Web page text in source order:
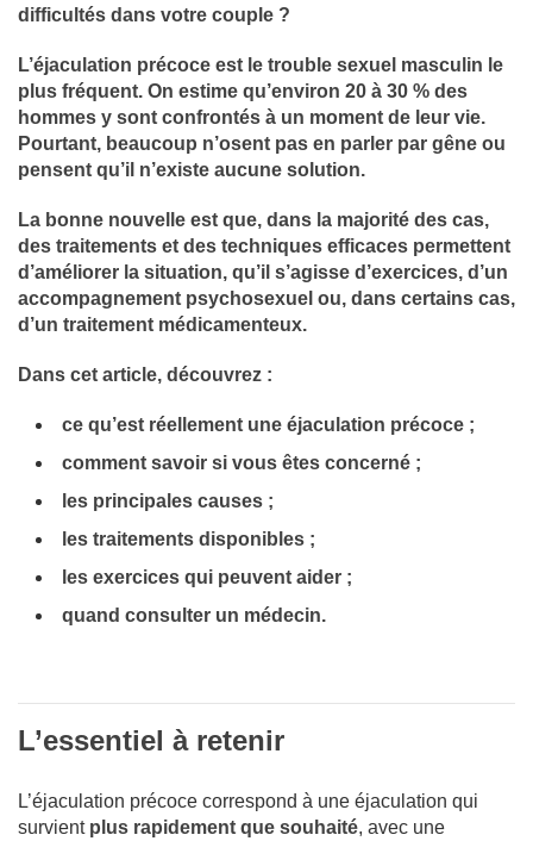
difficultés dans votre couple ?
L’éjaculation précoce est le trouble sexuel masculin le
plus fréquent. On estime qu’environ 20 à 30 % des
hommes y sont confrontés à un moment de leur vie.
Pourtant, beaucoup n’osent pas en parler par gêne ou
pensent qu’il n’existe aucune solution.
La bonne nouvelle est que, dans la majorité des cas,
des traitements et des techniques efficaces permettent
d’améliorer la situation, qu’il s’agisse d’exercices, d’un
accompagnement psychosexuel ou, dans certains cas,
d’un traitement médicamenteux.
Dans cet article, découvrez :
ce qu’est réellement une éjaculation précoce ;
comment savoir si vous êtes concerné ;
les principales causes ;
les traitements disponibles ;
les exercices qui peuvent aider ;
quand consulter un médecin.
L’essentiel à retenir
L’éjaculation précoce correspond à une éjaculation qui
survient plus rapidement que souhaité, avec une